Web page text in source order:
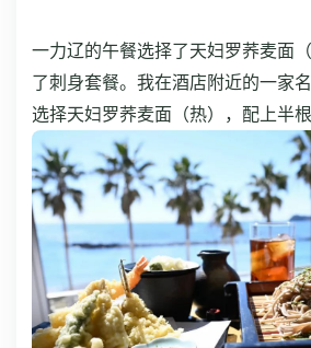
一力辽的午餐选择了天妇罗荞麦面
了刺身套餐。我在酒店附近的一家名
选择天妇罗荞麦面（热），配上半根